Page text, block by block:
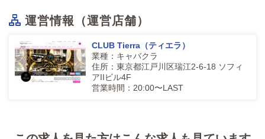
運営情報（運営店舗）
CLUB Tierra（ティエラ）
業種：キャバクラ
住所：東京都江戸川区瑞江2-6-18 ソフィ
アIIビル4F
営業時間：20:00〜LAST